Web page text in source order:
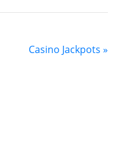
Casino Jackpots »